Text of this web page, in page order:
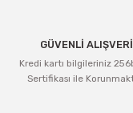
GÜVENLİ
Kredi kartı bilgileriniz
Sertifikası ile